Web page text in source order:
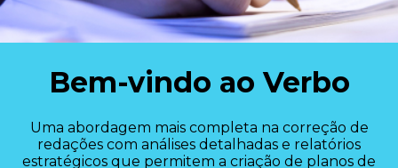
Bem-vindo ao Verbo
Uma abordagem mais completa na correção de
redações com análises detalhadas e relatórios
estratégicos que permitem a criação de planos de